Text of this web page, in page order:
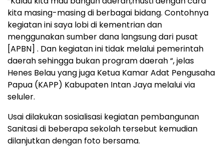
kita masing-masing di berbagai bidang. Contohnya
kegiatan ini saya lobi di kementrian dan
menggunakan sumber dana langsung dari pusat
[APBN] . Dan kegiatan ini tidak melalui pemerintah
daerah sehingga bukan program daerah “, jelas
Henes Belau yang juga Ketua Kamar Adat Pengusaha
Papua (KAPP) Kabupaten Intan Jaya melalui via
seluler.
Usai dilakukan sosialisasi kegiatan pembangunan
Sanitasi di beberapa sekolah tersebut kemudian
dilanjutkan dengan foto bersama.